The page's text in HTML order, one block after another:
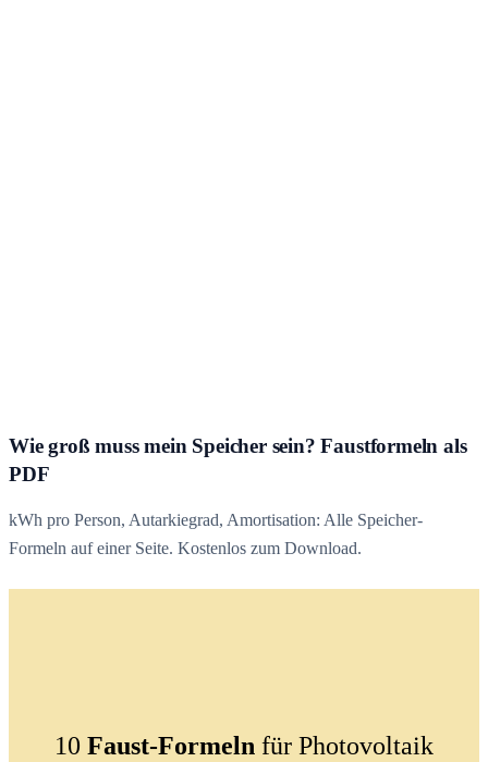
Wie groß muss mein Speicher sein? Faustformeln als
PDF
kWh pro Person, Autarkiegrad, Amortisation: Alle Speicher-
Formeln auf einer Seite. Kostenlos zum Download.
10 Faust-Formeln für Photovoltaik